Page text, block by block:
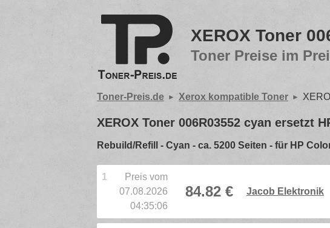
XEROX Toner
Toner Preise im
Toner-Preis.de Xerox kompatible Toner
XEROX Toner 006R03552 cyan ersetzt
Rebuild/Refill - Cyan - ca. 5200 Seiten - für HP
1
Preis vom
07.08.2026
04:35:06
84.82 € Jacob Elektronik